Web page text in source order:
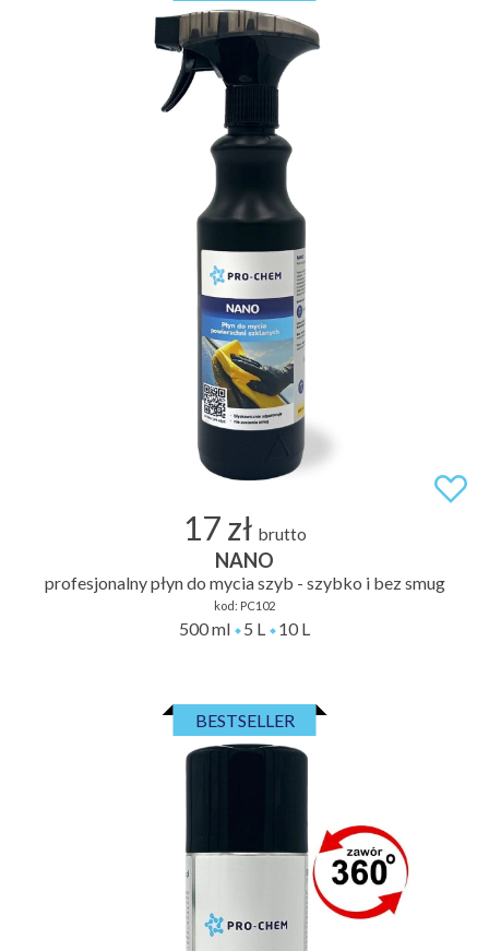
17 zł brutto
NANO
profesjonalny płyn do mycia szyb - szybko i bez smug
kod: PC102
500 ml 5 L 10 L
BESTSELLER